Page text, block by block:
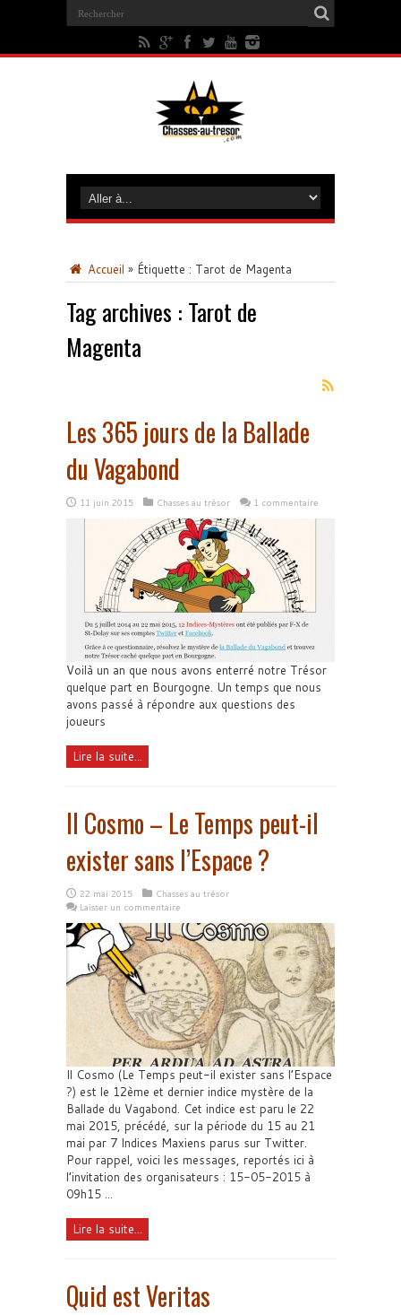
Accueil » Étiquette : Tarot de Magenta
Tag archives : Tarot de
Magenta
Les 365 jours de la Ballade
du Vagabond
11 juin 2015 Chasses au trésor 1 commentaire
Voilà un an que nous avons enterré notre Trésor
quelque part en Bourgogne. Un temps que nous
avons passé à répondre aux questions des
joueurs
Lire la suite...
Il Cosmo – Le Temps peut-il
exister sans l’Espace ?
22 mai 2015
Chasses au trésor
Laisser un commentaire
Il Cosmo (Le Temps peut-il exister sans l’Espace
?) est le 12ème et dernier indice mystère de la
Ballade du Vagabond. Cet indice est paru le 22
mai 2015, précédé, sur la période du 15 au 21
mai par 7 Indices Maxiens parus sur Twitter.
Pour rappel, voici les messages, reportés ici à
l’invitation des organisateurs : 15-05-2015 à
09h15 ...
Lire la suite...
Quid est Veritas